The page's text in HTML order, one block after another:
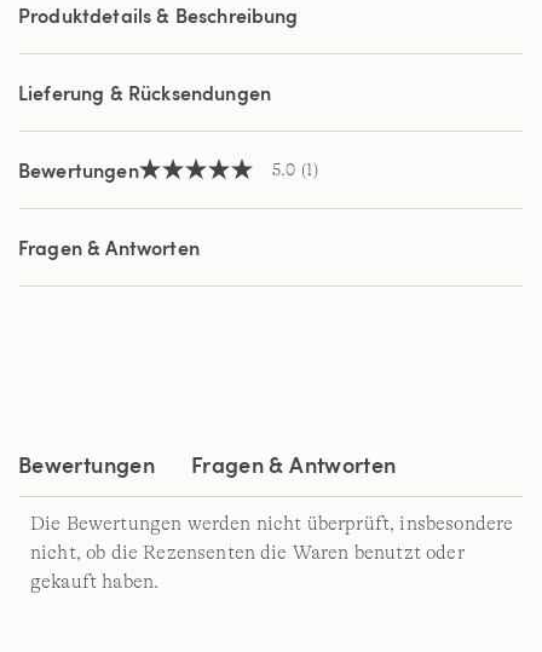
derselben
Produktdetails & Beschreibung
Lieferung & Rücksendungen
Bewertungen5.0
5
Sternen,
Durchschnittswert
Bewertung.
5.0 (1)
Fragen & Antworten
Bewertungen Fragen & Antworten
Die Bewertungen werden nicht überprüft, insbesondere
nicht, ob die Rezensenten die Waren benutzt oder
gekauft haben.